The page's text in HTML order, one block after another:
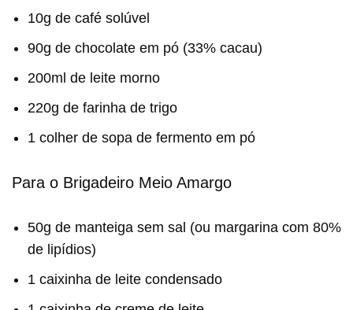
10g de café solúvel
90g de chocolate em pó (33% cacau)
200ml de leite morno
220g de farinha de trigo
1 colher de sopa de fermento em pó
Para o Brigadeiro Meio Amargo
50g de manteiga sem sal (ou margarina com 80%
de lipídios)
1 caixinha de leite condensado